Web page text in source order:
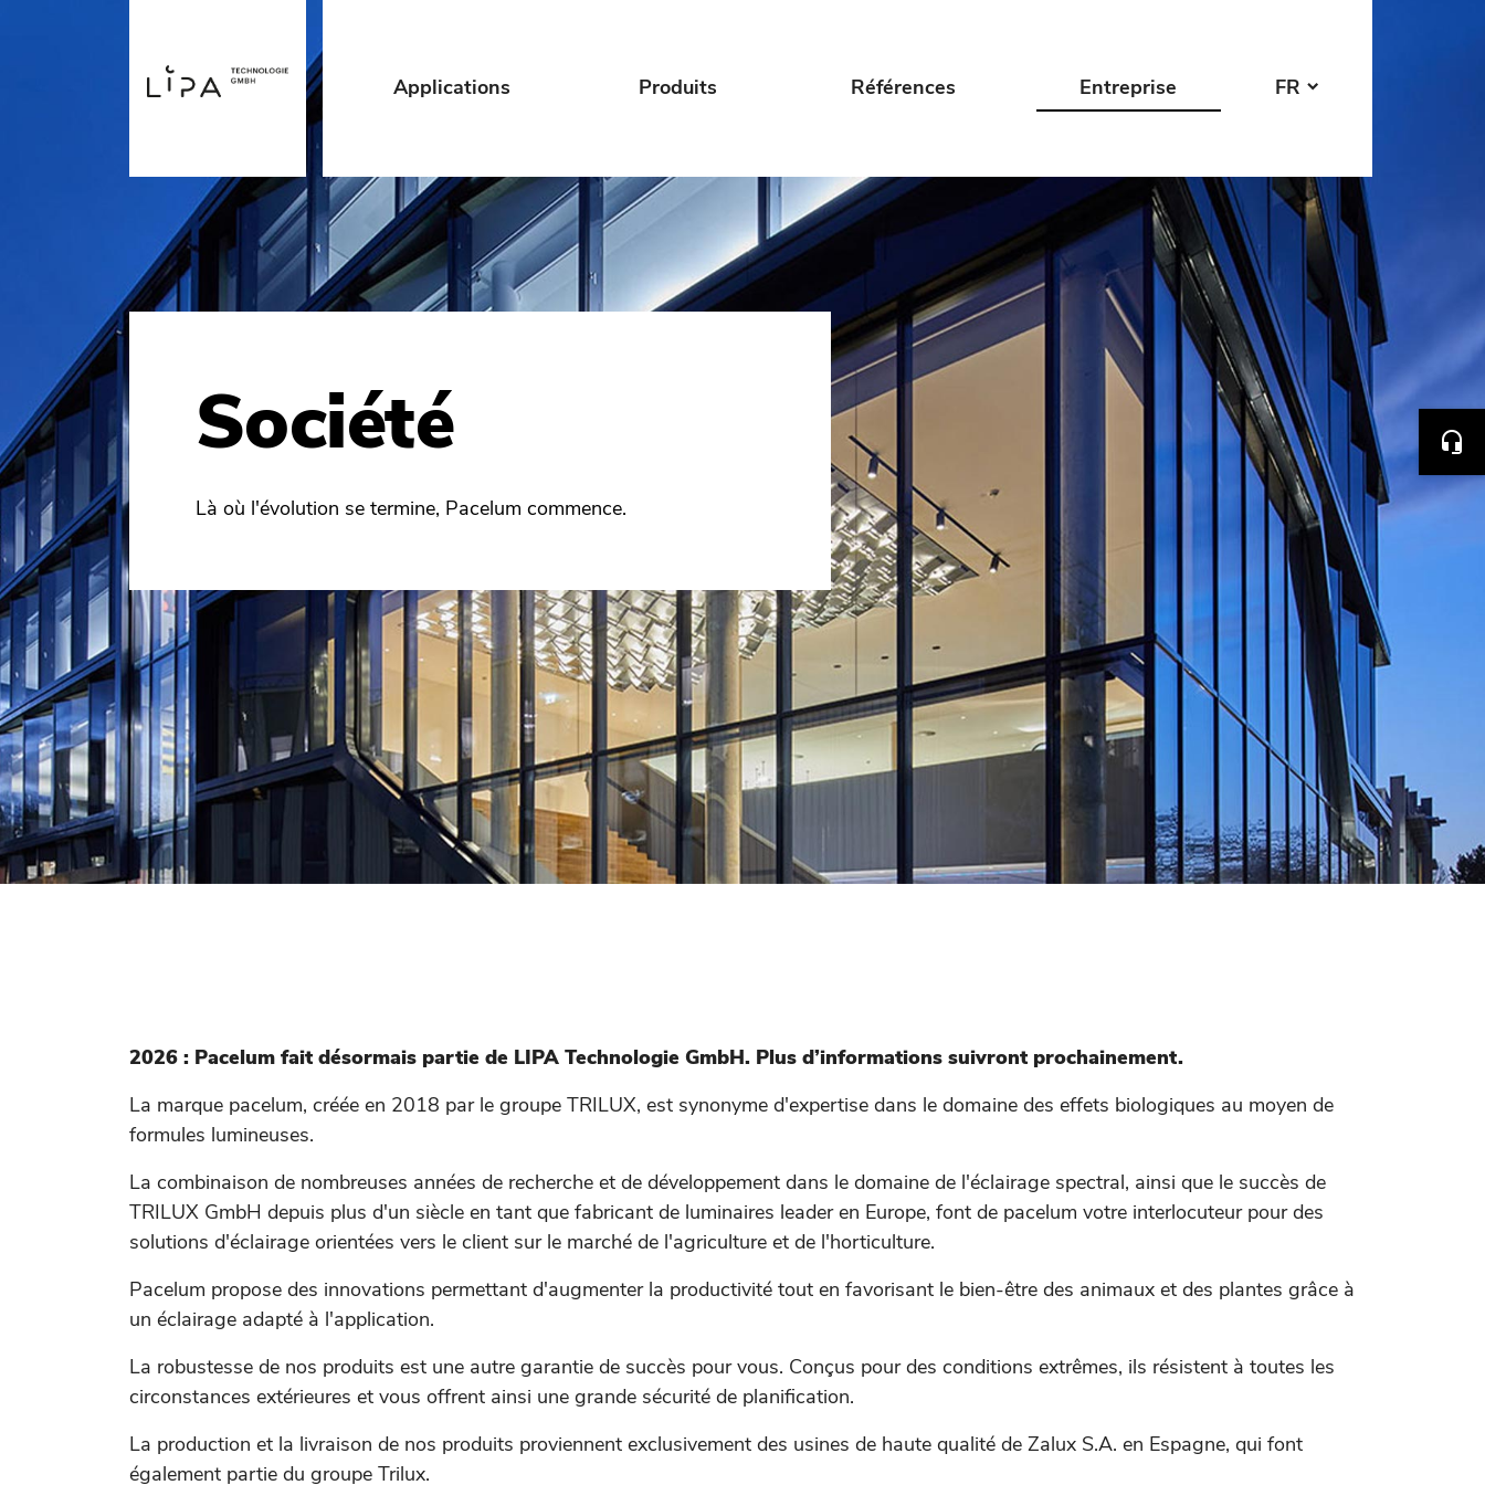
Applications Produits Références Entreprise FR
Contact
Société
Là où l'évolution se termine, Pacelum commence.
2026 : Pacelum fait désormais partie de LIPA Technologie GmbH. Plus d’informations suivront prochainement.
La marque pacelum, créée en 2018 par le groupe TRILUX, est synonyme d'expertise dans le domaine des effets biologiques au moyen de
formules lumineuses.
La combinaison de nombreuses années de recherche et de développement dans le domaine de l'éclairage spectral, ainsi que le succès de
TRILUX GmbH depuis plus d'un siècle en tant que fabricant de luminaires leader en Europe, font de pacelum votre interlocuteur pour des
solutions d'éclairage orientées vers le client sur le marché de l'agriculture et de l'horticulture.
Pacelum propose des innovations permettant d'augmenter la productivité tout en favorisant le bien-être des animaux et des plantes grâce à
un éclairage adapté à l'application.
La robustesse de nos produits est une autre garantie de succès pour vous. Conçus pour des conditions extrêmes, ils résistent à toutes les
circonstances extérieures et vous offrent ainsi une grande sécurité de planification.
La production et la livraison de nos produits proviennent exclusivement des usines de haute qualité de Zalux S.A. en Espagne, qui font
également partie du groupe Trilux.